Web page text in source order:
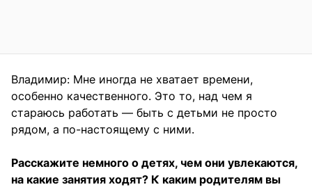
Владимир: Мне иногда не хватает времени,
особенно качественного. Это то, над чем я
стараюсь работать — быть с детьми не просто
рядом, а по-настоящему с ними.
Расскажите немного о детях, чем они увлекаются,
на какие занятия ходят? К каким родителям вы